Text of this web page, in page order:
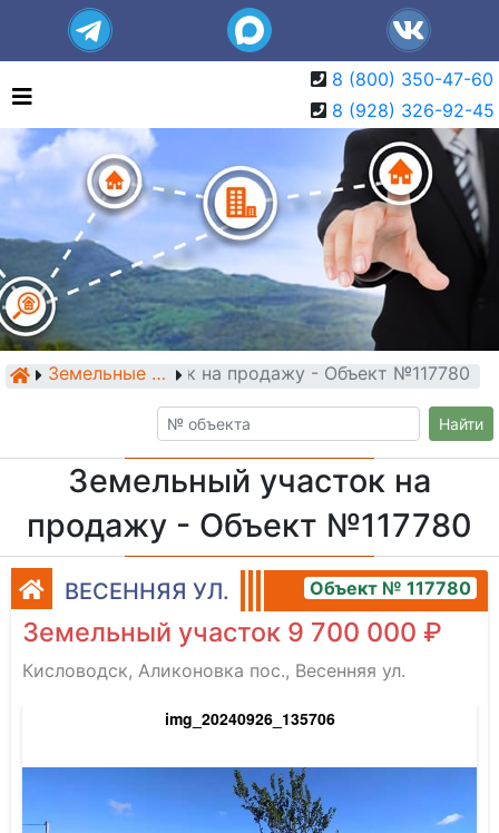
8 (800) 350-47-60
8 (928) 326-92-45
Земельные участки
Земельный участок на продажу - Объект №117780
Найти
Земельный участок на
продажу - Объект №117780
ВЕСЕННЯЯ УЛ. Объект № 117780
Земельный участок 9 700 000 ₽
Кисловодск, Аликоновка пос., Весенняя ул.
img_20240926_135706